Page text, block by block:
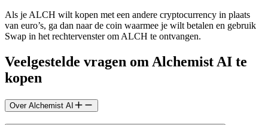
Als je ALCH wilt kopen met een andere cryptocurrency in plaats
van euro’s, ga dan naar de coin waarmee je wilt betalen en gebruik
Swap in het rechtervenster om ALCH te ontvangen.
Veelgestelde vragen om Alchemist AI te
kopen
Over Alchemist AI